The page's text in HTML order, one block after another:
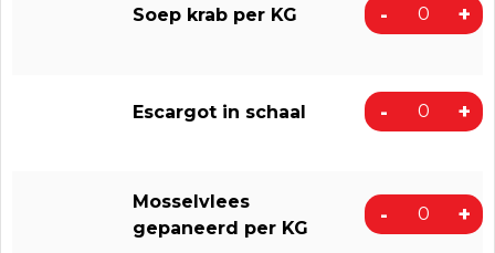
Soep krab per KG - +
Escargot in schaal - +
Mosselvlees
gepaneerd per KG
- +